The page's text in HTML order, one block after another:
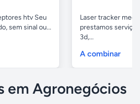
htv Seu
sem sinal ou...
Laser tracker
prestamos
3d,...
A combinar
em Agronegócios